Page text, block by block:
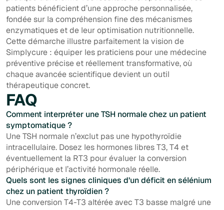
patients bénéficient d’une approche personnalisée,
fondée sur la compréhension fine des mécanismes
enzymatiques et de leur optimisation nutritionnelle.
Cette démarche illustre parfaitement la vision de
Simplycure : équiper les praticiens pour une médecine
préventive précise et réellement transformative, où
chaque avancée scientifique devient un outil
thérapeutique concret.
FAQ
Comment interpréter une TSH normale chez un patient
symptomatique ?
Une TSH normale n’exclut pas une hypothyroïdie
intracellulaire. Dosez les hormones libres T3, T4 et
éventuellement la RT3 pour évaluer la conversion
périphérique et l’activité hormonale réelle.
Quels sont les signes cliniques d’un déficit en sélénium
chez un patient thyroïdien ?
Une conversion T4-T3 altérée avec T3 basse malgré une